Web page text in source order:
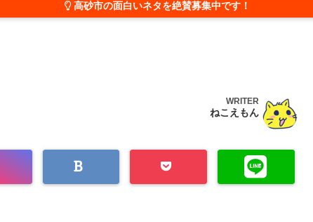
高砂市の面白いネタを絶賛募集中です！
WRITER
ねこえもん